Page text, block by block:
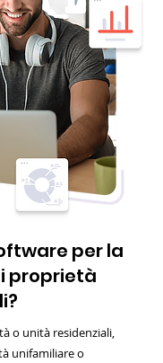
per la
proprietà
o unità residenziali,
unifamiliare o